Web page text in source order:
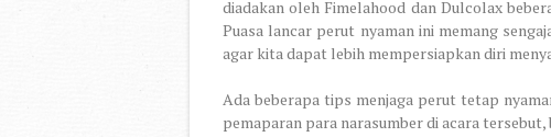
diadakan oleh Fimelahood dan Dulcolax
Puasa lancar perut nyaman ini memang
agar kita dapat lebih mempersiapkan diri
Ada beberapa tips menjaga perut tetap
pemaparan para narasumber di acara